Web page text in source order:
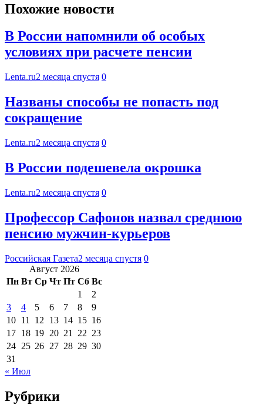
Похожие новости
В России напомнили об особых
условиях при расчете пенсии
Lenta.ru2 месяца спустя 0
Названы способы не попасть под
сокращение
Lenta.ru2 месяца спустя 0
В России подешевела окрошка
Lenta.ru2 месяца спустя 0
Профессор Сафонов назвал среднюю
пенсию мужчин-курьеров
Российская Газета2 месяца спустя 0
Август 2026
Пн Вт Ср Чт Пт Сб Вс
1
2
3
4 5 6 7 8
9
10 11 12 13 14 15 16
17 18 19 20 21 22 23
24 25 26 27 28 29 30
31
« Июл
Рубрики